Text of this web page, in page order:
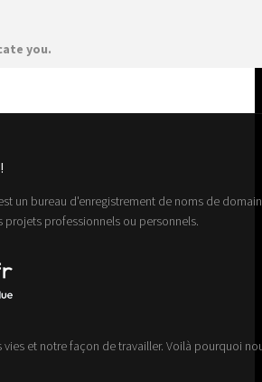
you.
un bureau d'enregistrement de noms de
professionnels ou personnels.
vies et notre façon de travailler. Voilà pourquoi